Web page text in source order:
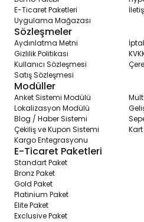
E-Ticaret Paketleri
Uygulama Mağazası
Sözleşmeler
Aydınlatma Metni
Gizlilik Politikası
Kullanıcı Sözleşmesi
Satış Sözleşmesi
Modüller
Anket Sistemi Modülü
Lokalizasyon Modülü
Blog / Haber Sistemi
Çekiliş ve Kupon Sistemi
Kargo Entegrasyonu
E-Ticaret Paketleri
Standart Paket
Bronz Paket
Gold Paket
Platinium Paket
Elite Paket
Exclusive Paket